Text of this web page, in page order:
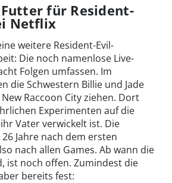
für Resident-
Netflix
weitere Resident-Evil-
Die noch namenlose Live-
Folgen umfassen. Im
die Schwestern Billie und Jade
Raccoon City ziehen. Dort
Experimenten auf die
Vater verwickelt ist. Die
Jahre nach dem ersten
nach allen Games. Ab wann die
ist noch offen. Zumindest die
bereits fest: